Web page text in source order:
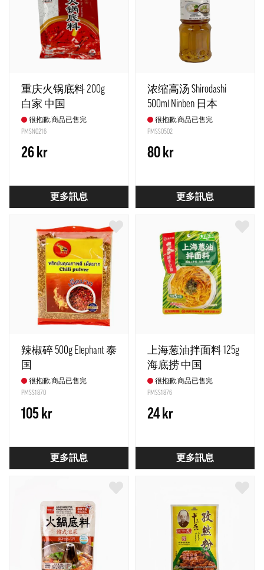
重庆火锅底料 200g
白家 中国
很抱歉,商品已售完
PMSN0216
26 kr
更多訊息
浓缩高汤 Shirodashi
500ml Ninben 日本
很抱歉,商品已售完
PMSS0502
80 kr
更多訊息
辣椒碎 500g Elephant 泰
国
很抱歉,商品已售完
PMSS1870
105 kr
更多訊息
上海葱油拌面料 125g
海底捞 中国
很抱歉,商品已售完
PMSS1876
24 kr
更多訊息